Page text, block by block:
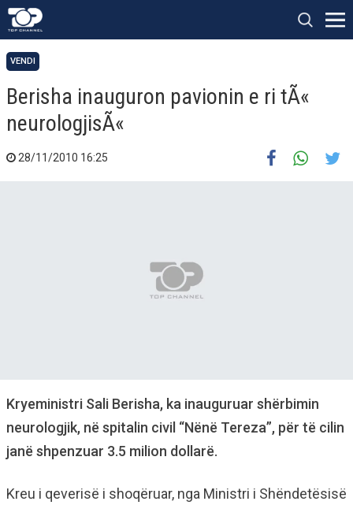
VENDI
Berisha inauguron pavionin e ri tÃ«
neurologjisÃ«
28/11/2010 16:25
Kryeministri Sali Berisha, ka inauguruar shërbimin
neurologjik, në spitalin civil “Nënë Tereza”, për të cilin
janë shpenzuar 3.5 milion dollarë.
Kreu i qeverisë i shoqëruar, nga Ministri i Shëndetësisë